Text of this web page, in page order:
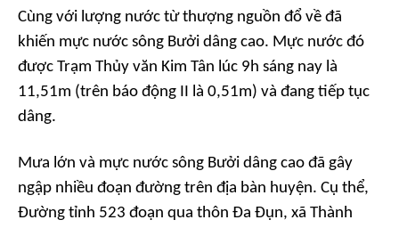
Cùng với lượng nước từ thượng nguồn đổ về đã
khiến mực nước sông Bưởi dâng cao. Mực nước đó
được Trạm Thủy văn Kim Tân lúc 9h sáng nay là
11,51m (trên báo động II là 0,51m) và đang tiếp tục
dâng.
Mưa lớn và mực nước sông Bưởi dâng cao đã gây
ngập nhiều đoạn đường trên địa bàn huyện. Cụ thể,
Đường tỉnh 523 đoạn qua thôn Đa Đụn, xã Thành